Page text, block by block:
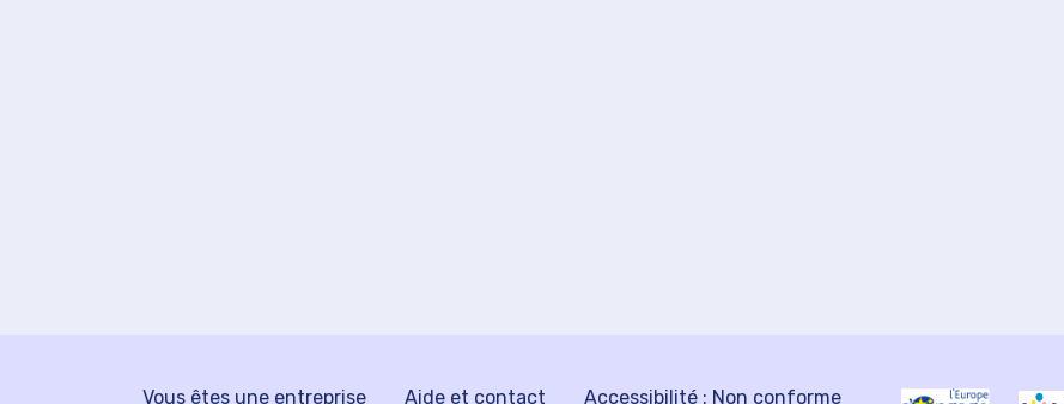
Vous êtes une entreprise Aide et contact Accessibilité : Non conforme